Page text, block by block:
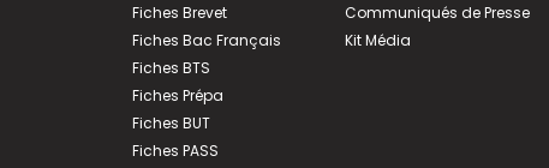
Fiches Brevet
Fiches Bac Français
Fiches BTS
Fiches Prépa
Fiches BUT
Fiches PASS
Communiqués de Presse
Kit Média